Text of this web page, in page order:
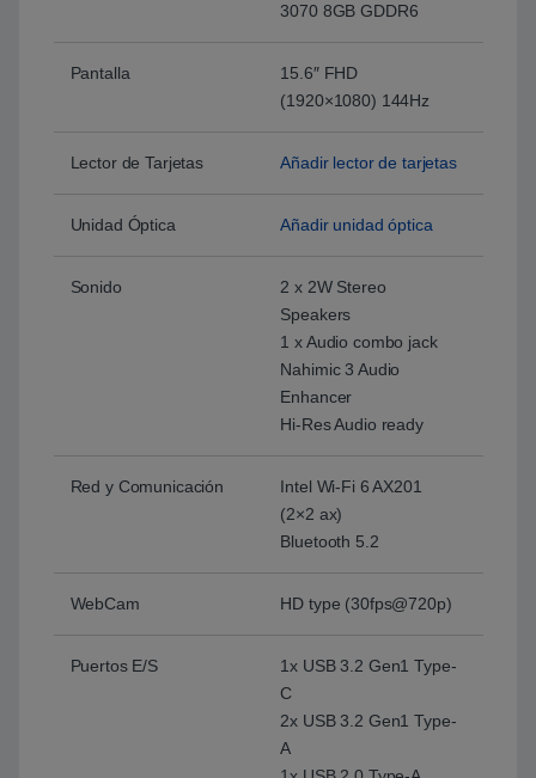
3070 8GB GDDR6
Pantalla
15.6″ FHD
(1920×1080) 144Hz
Lector de Tarjetas Añadir lector de tarjetas
Unidad Óptica Añadir unidad óptica
Sonido
2 x 2W Stereo
Speakers
1 x Audio combo jack
Nahimic 3 Audio
Enhancer
Hi-Res Audio ready
Red y Comunicación
Intel Wi-Fi 6 AX201
(2×2 ax)
Bluetooth 5.2
WebCam HD type (30fps@720p)
Puertos E/S
1x USB 3.2 Gen1 Type-
C
2x USB 3.2 Gen1 Type-
A